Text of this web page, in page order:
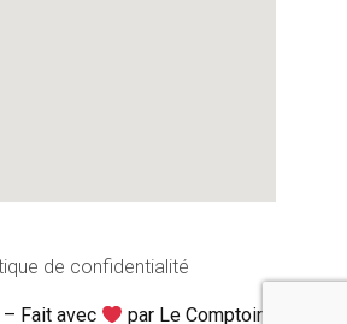
de confidentialité
Fait avec par Le Comptoir des